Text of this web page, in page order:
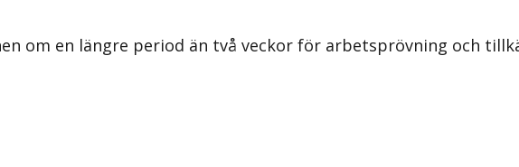
om en längre period än två veckor för arbetsprövning och